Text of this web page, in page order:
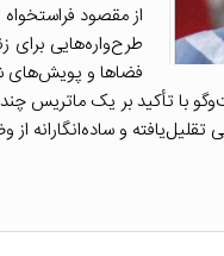
از مقصود
طرح‌واره‌هایی برای
فضاها و پویش‌های
با تأکید بر یک ماتریس
تقلیل‌یافته و ساده‌انگارانه